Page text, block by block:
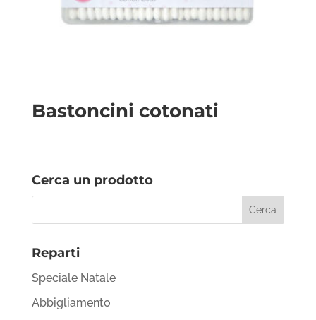
Bastoncini cotonati
Cerca un prodotto
Reparti
Speciale Natale
Abbigliamento